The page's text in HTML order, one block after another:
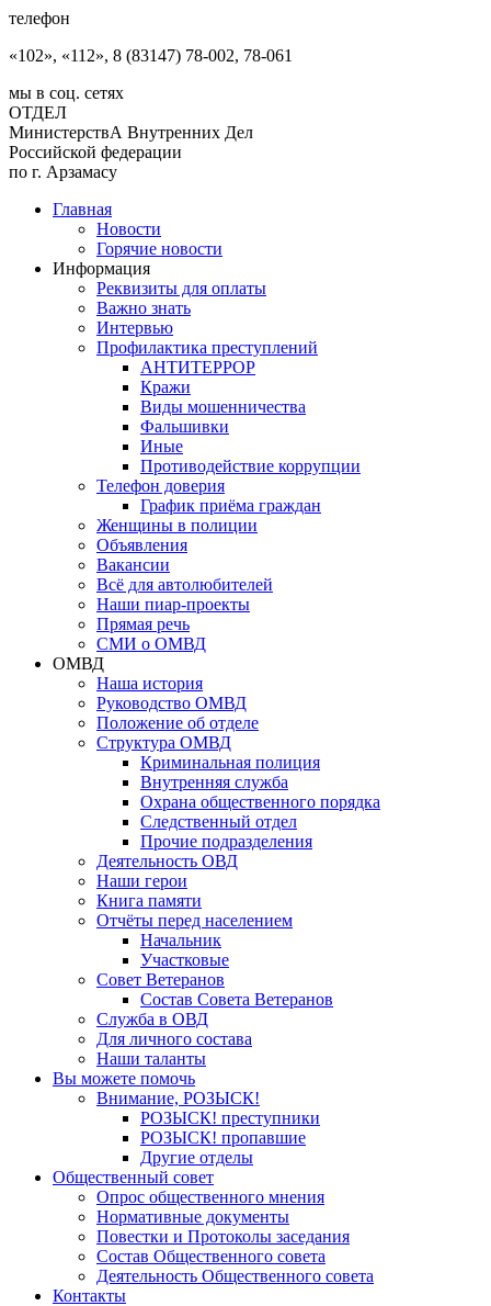
телефон
«102», «112», 8 (83147) 78-002, 78-061
мы в соц. сетях
ОТДЕЛ
МинистерствА Внутренних Дел
Российской федерации
по г. Арзамасу
Главная
Новости
Горячие новости
Информация
Реквизиты для оплаты
Важно знать
Интервью
Профилактика преступлений
АНТИТЕРРОР
Кражи
Виды мошенничества
Фальшивки
Иные
Противодействие коррупции
Телефон доверия
График приёма граждан
Женщины в полиции
Объявления
Вакансии
Всё для автолюбителей
Наши пиар-проекты
Прямая речь
СМИ о ОМВД
ОМВД
Наша история
Руководство ОМВД
Положение об отделе
Структура ОМВД
Криминальная полиция
Внутренняя служба
Охрана общественного порядка
Следственный отдел
Прочие подразделения
Деятельность ОВД
Наши герои
Книга памяти
Отчёты перед населением
Начальник
Участковые
Совет Ветеранов
Состав Совета Ветеранов
Служба в ОВД
Для личного состава
Наши таланты
Вы можете помочь
Внимание, РОЗЫСК!
РОЗЫСК! преступники
РОЗЫСК! пропавшие
Другие отделы
Общественный совет
Опрос общественного мнения
Нормативные документы
Повестки и Протоколы заседания
Состав Общественного совета
Деятельность Общественного совета
Контакты